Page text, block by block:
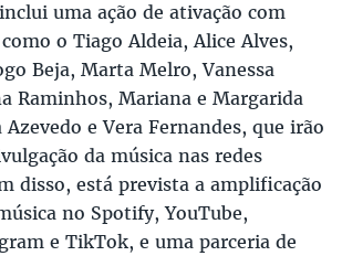
uma ação de ativação com
o Tiago Aldeia, Alice Alves,
Beja, Marta Melro, Vanessa
Raminhos, Mariana e Margarida
e Vera Fernandes, que irão
da música nas redes
disso, está prevista a amplificação
no Spotify, YouTube,
e TikTok, e uma parceria de